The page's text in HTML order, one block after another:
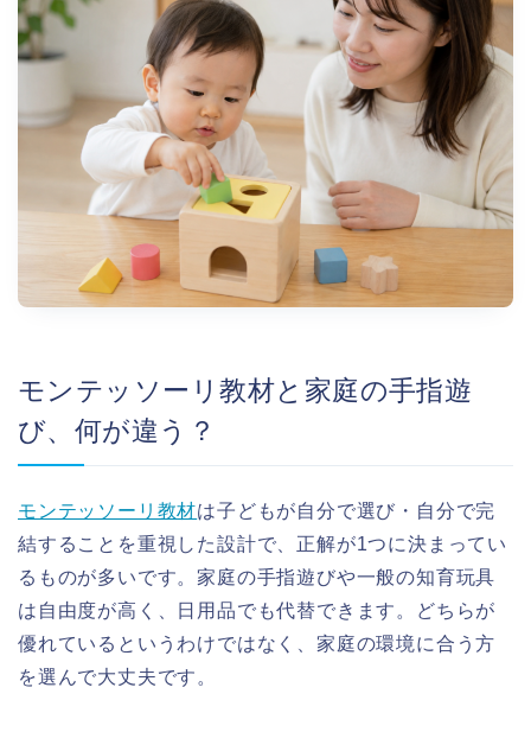
モンテッソーリ教材と家庭の手指遊
び、何が違う？
モンテッソーリ教材は子どもが自分で選び・自分で完
結することを重視した設計で、正解が1つに決まってい
るものが多いです。家庭の手指遊びや一般の知育玩具
は自由度が高く、日用品でも代替できます。どちらが
優れているというわけではなく、家庭の環境に合う方
を選んで大丈夫です。